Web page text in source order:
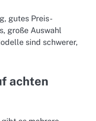
gutes Preis-
große Auswahl
sind schwerer,
achten